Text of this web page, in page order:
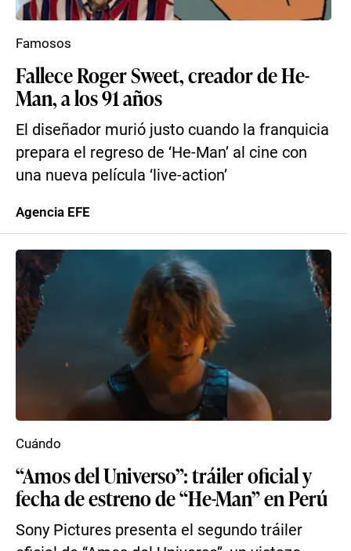
Fallece Roger Sweet, creador de He-
Man, a los 91 años
El diseñador murió justo cuando la franquicia
prepara el regreso de ‘He-Man’ al cine con
una nueva película ‘live-action’
Famosos
Agencia EFE
“Amos del Universo”: tráiler oficial y
fecha de estreno de “He-Man” en Perú
Sony Pictures presenta el segundo tráiler
Cuándo